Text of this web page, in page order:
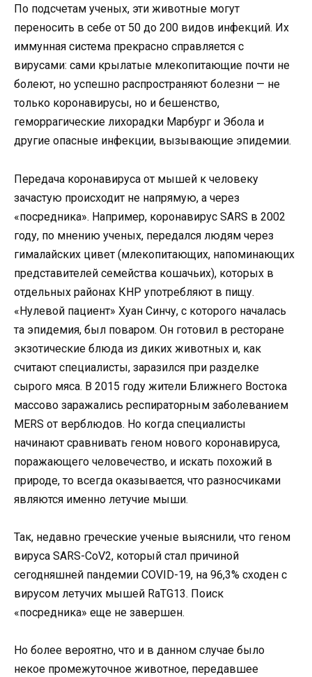
По подсчетам ученых, эти животные могут
переносить в себе от 50 до 200 видов инфекций. Их
иммунная система прекрасно справляется с
вирусами: сами крылатые млекопитающие почти не
болеют, но успешно распространяют болезни — не
только коронавирусы, но и бешенство,
геморрагические лихорадки Марбург и Эбола и
другие опасные инфекции, вызывающие эпидемии.
Передача коронавируса от мышей к человеку
зачастую происходит не напрямую, а через
«посредника». Например, коронавирус SARS в 2002
году, по мнению ученых, передался людям через
гималайских цивет (млекопитающих, напоминающих
представителей семейства кошачьих), которых в
отдельных районах КНР употребляют в пищу.
«Нулевой пациент» Хуан Синчу, с которого началась
та эпидемия, был поваром. Он готовил в ресторане
экзотические блюда из диких животных и, как
считают специалисты, заразился при разделке
сырого мяса. В 2015 году жители Ближнего Востока
массово заражались респираторным заболеванием
MERS от верблюдов. Но когда специалисты
начинают сравнивать геном нового коронавируса,
поражающего человечество, и искать похожий в
природе, то всегда оказывается, что разносчиками
являются именно летучие мыши.
Так, недавно греческие ученые выяснили, что геном
вируса SARS-CoV2, который стал причиной
сегодняшней пандемии COVID-19, на 96,3% сходен с
вирусом летучих мышей RaTG13. Поиск
«посредника» еще не завершен.
Но более вероятно, что и в данном случае было
некое промежуточное животное, передавшее